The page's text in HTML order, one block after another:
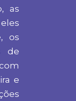
as
os
de
e